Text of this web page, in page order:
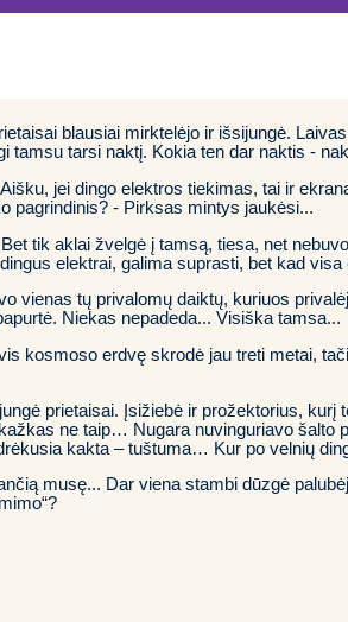
blausiai mirktelėjo ir išsijungė.
tarsi naktį. Kokia ten dar naktis -
jei dingo elektros tiekimas, tai ir
pagrindinis? - Pirksas mintys jaukėsi...
tik aklai žvelgė į tamsą, tiesa, net
elektrai, galima suprasti, bet kad
vienas tų privalomų daiktų, kuriuos
Niekas nepadeda... Visiška tamsa...
kosmoso erdvę skrodė jau treti metai,
prietaisai. Įsižiebė ir prožektorius, kurį
ne taip… Nugara nuvinguriavo
kakta – tuštuma… Kur po velnių
musę... Dar viena stambi dūzgė